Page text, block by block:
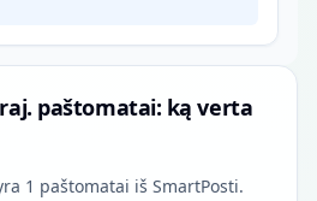
paštomatai: ką verta
1 paštomatai iš SmartPosti.